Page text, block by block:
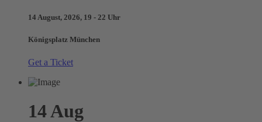
14 August, 2026, 19 - 22 Uhr
Königsplatz München
Get a Ticket
14Aug